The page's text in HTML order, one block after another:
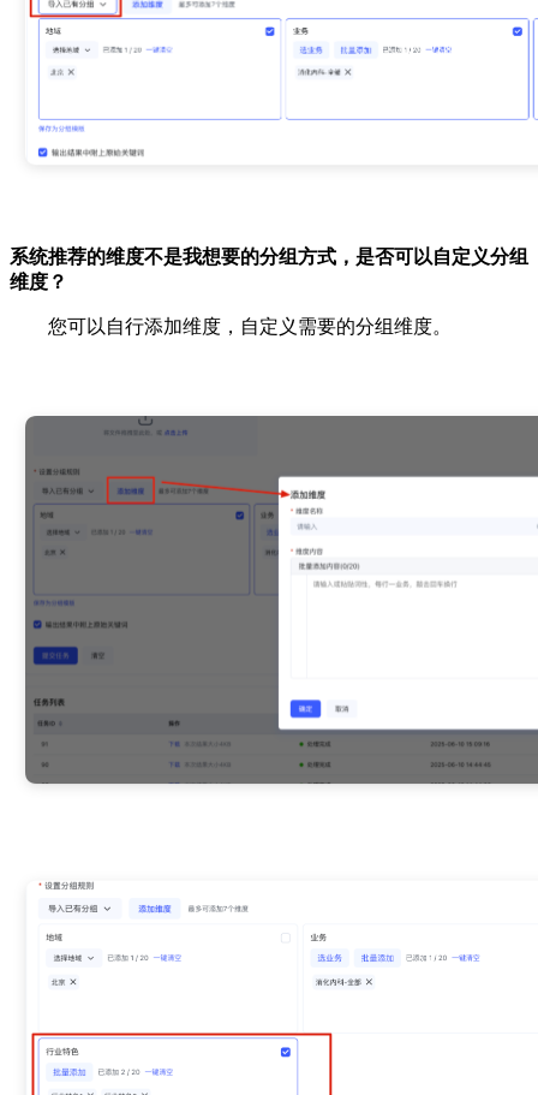
系统推荐的维度不是我想要的分组方式，是否可以自定义分组
维度？
您可以自行添加维度，自定义需要的分组维度。